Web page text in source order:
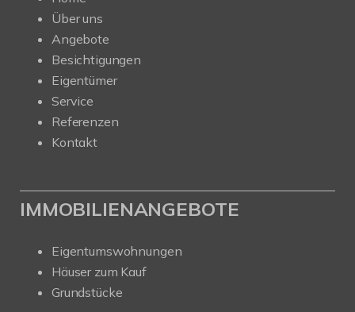
Über uns
Angebote
Besichtigungen
Eigentümer
Service
Referenzen
Kontakt
IMMOBILIENANGEBOTE
Eigentumswohnungen
Häuser zum Kauf
Grundstücke